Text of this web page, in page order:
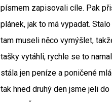
písmem zapisovali cíle. Pak
plánek, jak to má vypadat.
tam museli něco vymýšlet,
tašky vytáhli, rychle se to
stála jen peníze a poničené
tak hned druhý den jsme jeli